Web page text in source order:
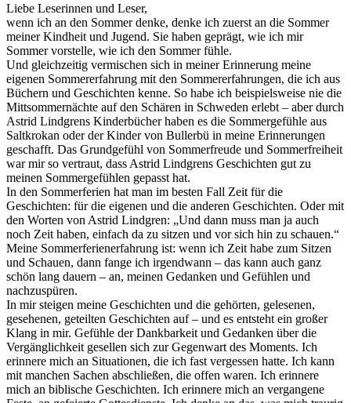
Liebe Leserinnen und Leser,
wenn ich an den Sommer denke, denke ich zuerst an die Sommer
meiner Kindheit und Jugend. Sie haben geprägt, wie ich mir
Sommer vorstelle, wie ich den Sommer fühle.
Und gleichzeitig vermischen sich in meiner Erinnerung meine
eigenen Sommererfahrung mit den Sommererfahrungen, die ich aus
Büchern und Geschichten kenne. So habe ich beispielsweise nie die
Mittsommernächte auf den Schären in Schweden erlebt – aber durch
Astrid Lindgrens Kinderbücher haben es die Sommergefühle aus
Saltkrokan oder der Kinder von Bullerbü in meine Erinnerungen
geschafft. Das Grundgefühl von Sommerfreude und Sommerfreiheit
war mir so vertraut, dass Astrid Lindgrens Geschichten gut zu
meinen Sommergefühlen gepasst hat.
In den Sommerferien hat man im besten Fall Zeit für die
Geschichten: für die eigenen und die anderen Geschichten. Oder mit
den Worten von Astrid Lindgren: „Und dann muss man ja auch
noch Zeit haben, einfach da zu sitzen und vor sich hin zu schauen.“
Meine Sommerferienerfahrung ist: wenn ich Zeit habe zum Sitzen
und Schauen, dann fange ich irgendwann – das kann auch ganz
schön lang dauern – an, meinen Gedanken und Gefühlen und
nachzuspüren.
In mir steigen meine Geschichten und die gehörten, gelesenen,
gesehenen, geteilten Geschichten auf – und es entsteht ein großer
Klang in mir. Gefühle der Dankbarkeit und Gedanken über die
Vergänglichkeit gesellen sich zur Gegenwart des Moments. Ich
erinnere mich an Situationen, die ich fast vergessen hatte. Ich kann
mit manchen Sachen abschließen, die offen waren. Ich erinnere
mich an biblische Geschichten. Ich erinnere mich an vergangene